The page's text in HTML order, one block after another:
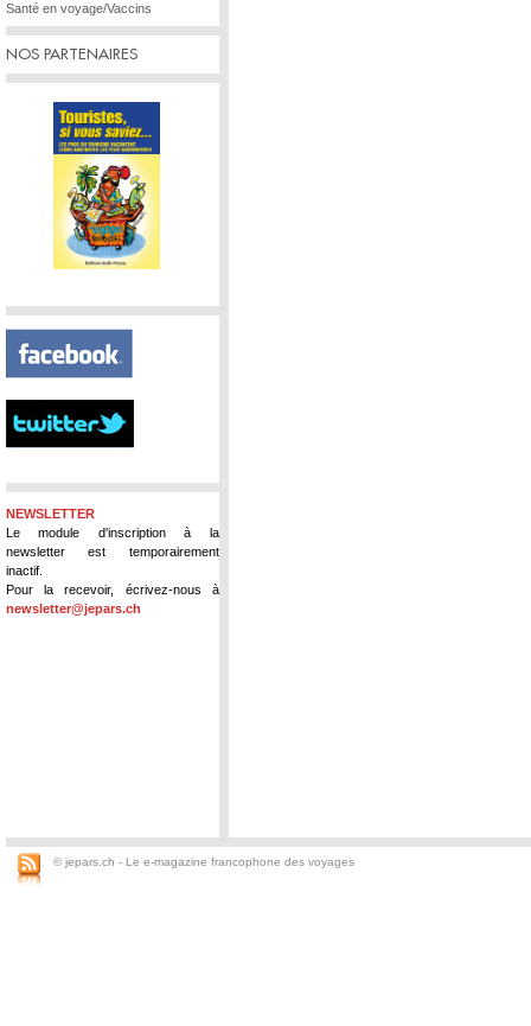
Santé en voyage/Vaccins
NOS PARTENAIRES
NEWSLETTER
Le module d'inscription à la
newsletter est temporairement
inactif.
Pour la recevoir, écrivez-nous à
newsletter@jepars.ch
© jepars.ch - Le e-magazine francophone des voyages